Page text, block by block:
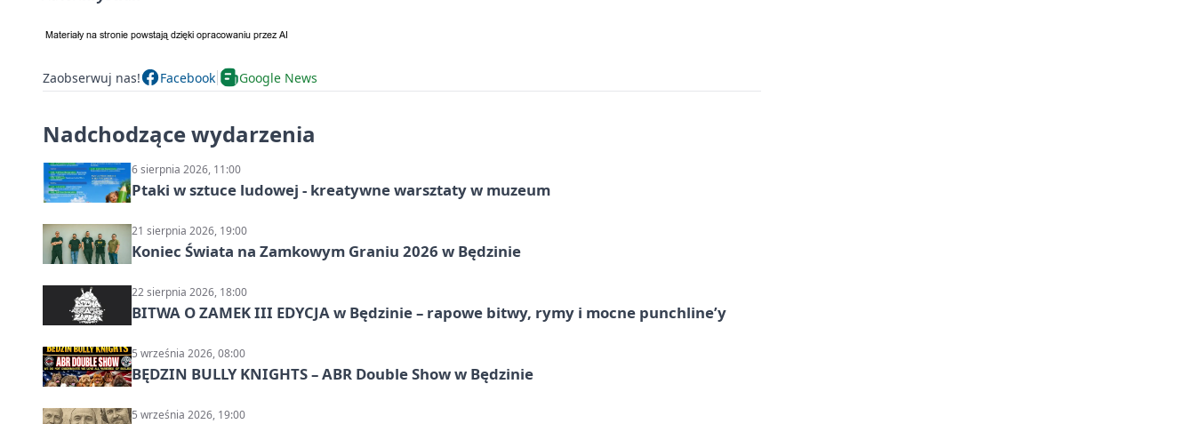
Zaobserwuj nas! Facebook Google News
Nadchodzące wydarzenia
6 sierpnia 2026, 11:00
Ptaki w sztuce ludowej - kreatywne warsztaty w muzeum
21 sierpnia 2026, 19:00
Koniec Świata na Zamkowym Graniu 2026 w Będzinie
22 sierpnia 2026, 18:00
BITWA O ZAMEK III EDYCJA w Będzinie – rapowe bitwy, rymy i mocne punchline’y
5 września 2026, 08:00
BĘDZIN BULLY KNIGHTS – ABR Double Show w Będzinie
5 września 2026, 19:00